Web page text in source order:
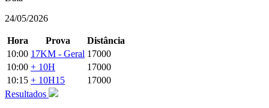
24/05/2026
Hora Prova
Distância
10:00 17KM - Geral 17000
10:00 + 10H
17000
10:15 + 10H15
17000
Resultados